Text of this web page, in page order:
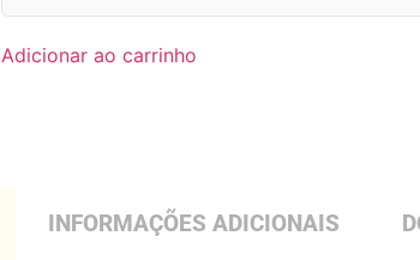
Adicionar ao carrinho
INFORMAÇÕES ADICIONAIS